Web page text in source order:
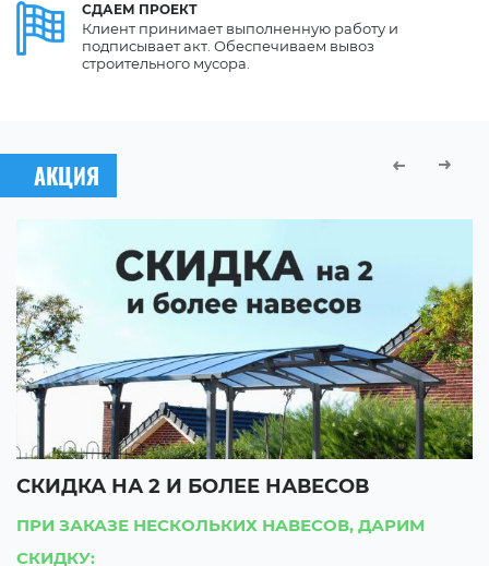
СДАЕМ ПРОЕКТ
Клиент принимает выполненную работу и
подписывает акт. Обеспечиваем вывоз
строительного мусора.
АКЦИЯ
СКИДКА ЗА ОБЪЕМ
ПРИ ЗАКАЗЕ БОЛЬШОГО НАВЕСА, ПОЛУЧАЙТЕ
СКИДКУ: